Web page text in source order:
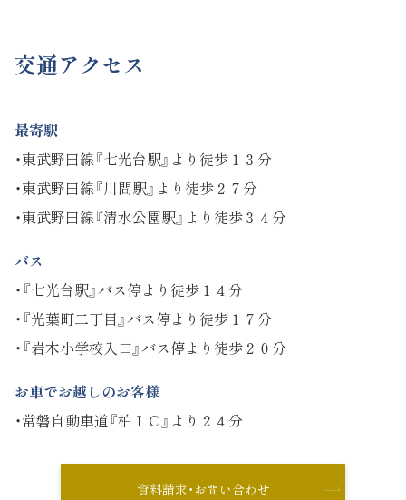
交通アクセス
最寄駅
・東武野田線『七光台駅』より徒歩１３分
・東武野田線『川間駅』より徒歩２７分
・東武野田線『清水公園駅』より徒歩３４分
バス
・『七光台駅』バス停より徒歩１４分
・『光葉町二丁目』バス停より徒歩１７分
・『岩木小学校入口』バス停より徒歩２０分
お車でお越しのお客様
・常磐自動車道『柏ＩＣ』より２４分
資料請求・お問い合わせ